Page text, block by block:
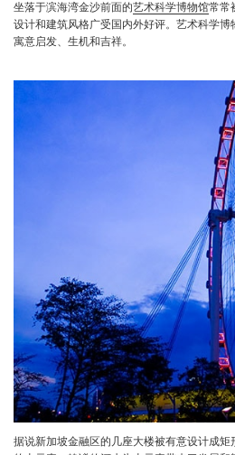
坐落于滨海湾金沙前面的艺术科学博物馆常常
设计和建筑风格广受国内外好评。艺术科学博
寓意启发、生机和吉祥。
据说新加坡金融区的几座大楼被有意设计成矩